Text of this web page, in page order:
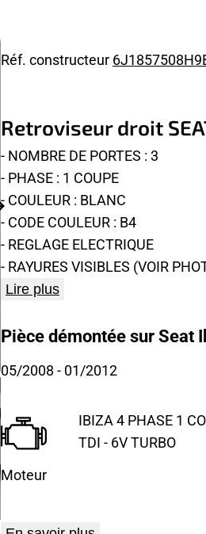
Réf. constructeur
Retroviseur droit
- NOMBRE DE PORTES : 3
- PHASE : 1 COUPE
- COULEUR : BLANC
- CODE COULEUR : B4
- REGLAGE ELECTRIQUE
- RAYURES VISIBLES (VOIR
Lire plus
Pièce démontée sur Seat
05/2008 - 01/2012
Moteur
IBIZA 4 PHASE 1
TDI - 6V TURBO